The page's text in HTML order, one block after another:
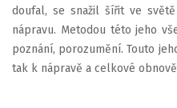
doufal, se snažil šířit ve
nápravu. Metodou této jeho
poznání, porozumění. Touto
tak k nápravě a celkové